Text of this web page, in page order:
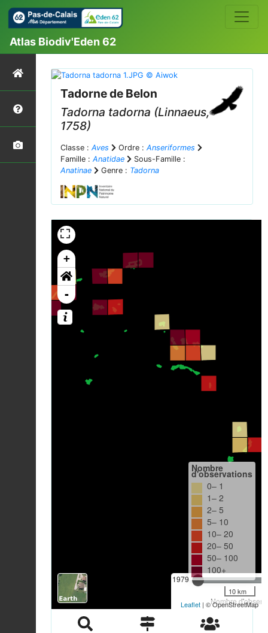
Atlas Biodiv'Eden 62
Tadorne de Belon
Tadorna tadorna (Linnaeus,
1758)
Classe : Aves Ordre : Anseriformes
Famille : Anatidae
Sous-Famille :
Anatinae
Genre : Tadorna
+
-
1979
Nombre
Nombre
d'observations
0– 1
1– 2
2– 5
5– 10
10– 20
20– 50
50– 100
100+
10 km
Leaflet | © OpenStreetMap